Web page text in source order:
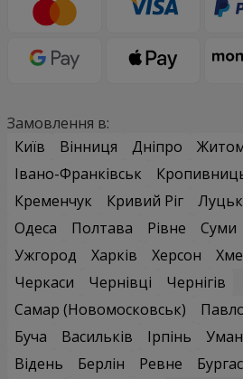
Замовлення в:
Київ
Вінниця Дніпро
Івано-Франківськ
Кременчук
Кривий Ріг Луцьк
Одеса
Полтава Рівне Суми
Ужгород
Харків Херсон
Черкаси
Чернівці
Чернігів
Самар (Новомосковськ)
Буча
Васильків Ірпінь
Відень
Берлін Ревне Бургас